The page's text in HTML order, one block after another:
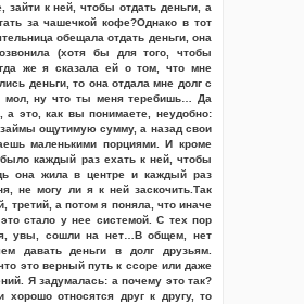
зайти к ней, чтобы отдать деньги, а
за чашечкой кофе?Однако в тот
обещала отдать деньги, она
(хотя бы для того, чтобы
же я сказала ей о том, что мне
деньги, то она отдала мне долг с
мол, ну что ты меня теребишь… Да
а это, как вы понимаете, неудобно:
ощутимую сумму, а назад свои
маленькими порциями. И кроме
каждый раз ехать к ней, чтобы
она жила в центре и каждый раз
не могу ли я к ней заскочить.Так
третий, а потом я поняла, что иначе
стало у нее системой. С тех пор
увы, сошли на нет…В общем, нет
давать деньги в долг друзьям.
это верный путь к ссоре или даже
Я задумалась: а почему это так?
относятся друг к другу, то